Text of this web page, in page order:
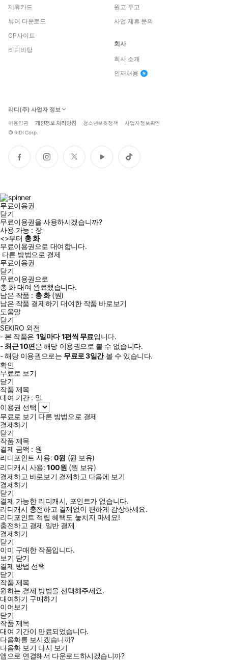
제휴카드
뷰어 다운로드
CP사이트
리디바탕
원고 투고
사업 제휴 문의
회사
회사 소개
인재채용
리디(주) 사업자 정보
이용약관 개인정보 처리방침 청소년보호정책 사업자정보확인
© RIDI Corp.
페
이
인
스
트
위
유
튜
틱
톡
무료이용권
닫기
무료이용권을 사용하시겠습니까?
사용 가능 : 장
<>부터 총화
무료이용권으로 대여합니다.
다른 방법으로 결제
무료이용권
닫기
무료이용권으로
총 화대여 완료했습니다.
남은 작품 : 총화(원)
남은 작품 결제하기 대여한 작품 바로보기
도움말
닫기
SEKIRO 외전
- 본 작품은 1일마다1편씩 무료입니다.
- 최근10편은 해당 이용권으로 볼 수 없습니다.
- 해당 이용권으로는 무료로3일간볼 수 있습니다.
확인
무료로 보기
닫기
작품 제목
대여 기간 : 일
이용권 선택
무료로 보기 다른 방법으로 결제
결제하기
닫기
작품 제목
결제 금액 : 원
리디포인트 사용: 0원 (원 보유)
리디캐시 사용:100원 (원 보유)
결제하고 바로보기 결제하고 다음에 보기
결제하기
닫기
결제 가능한 리디캐시, 포인트가 없습니다.
리디캐시 충전하고 결제없이 편하게 감상하세요.
리디포인트 적립 혜택도 놓치지 마세요!
충전하고 결제 일반 결제
결제하기
닫기
이미 구매한 작품입니다.
보기 닫기
결제 방법 선택
닫기
작품 제목
원하는 결제 방법을 선택해주세요.
대여하기 구매하기
이어보기
닫기
작품 제목
대여 기간이 만료되었습니다.
다음화를 보시겠습니까?
다음화 보기 다시 보기
앱으로 연결해서 다운로드하시겠습니까?